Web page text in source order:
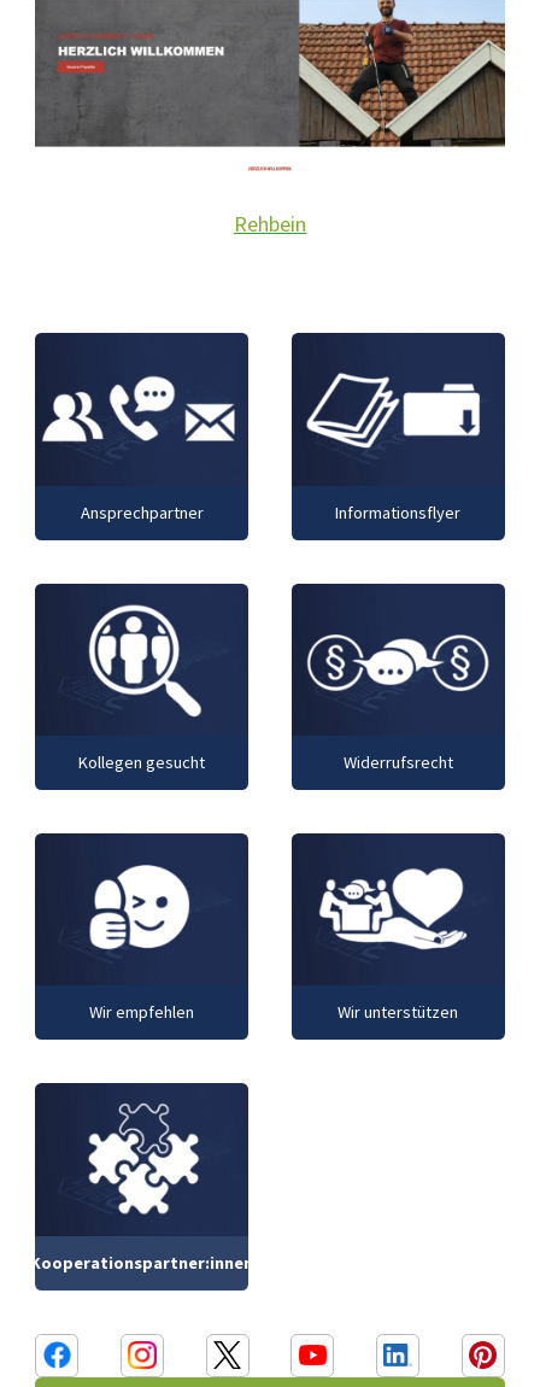
Rehbein
Ansprechpartner Informationsflyer
Kollegen gesucht Widerrufsrecht
Wir empfehlen Wir unterstützen
Kooperationspartner:innen